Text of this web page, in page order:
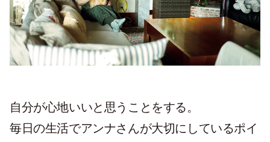
自分が心地いいと思うことをする。
毎日の生活でアンナさんが大切にしているポイ